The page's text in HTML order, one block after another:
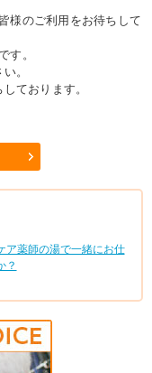
様のご利用をお待ちして
す。
。
ております。
ア薬師の湯で一緒にお仕
？